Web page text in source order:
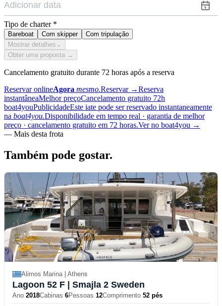
Tipo de charter *
Bareboat Com skipper
Com tripulação
Mostrar detalhes ⌄
Obter uma proposta →
Cancelamento gratuito durante 72 horas após a reserva
Reservar onlineAgora mesmo.Reservar →Reserva
instantâneaMelhor preçoCancelamento gratuito 72h
boat4youPublicidadeEste iate pode ser reservado instantaneamente
na boat4you.Disponibilidade em tempo real · garantia de melhor
preço · cancelamento gratuito em 72 horas.Ver no boat4you →
— Mais desta frota
Também pode gostar.
Alimos Marina | Athens
Lagoon 52 F | Smajla 2 Sweden
Ano 2018Cabinas 6Pessoas 12Comprimento 52 pés